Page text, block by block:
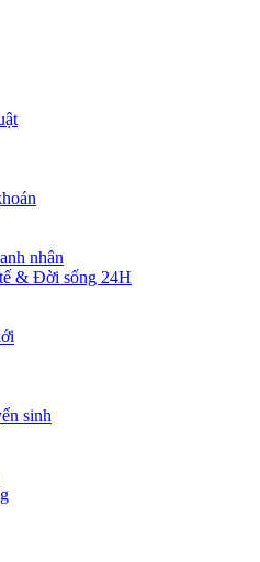
nhân
& Đời sống 24H
sinh